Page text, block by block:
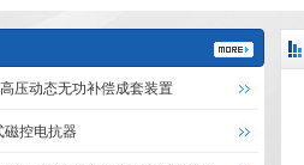
压动态无功补偿成套装置
磁控电抗器